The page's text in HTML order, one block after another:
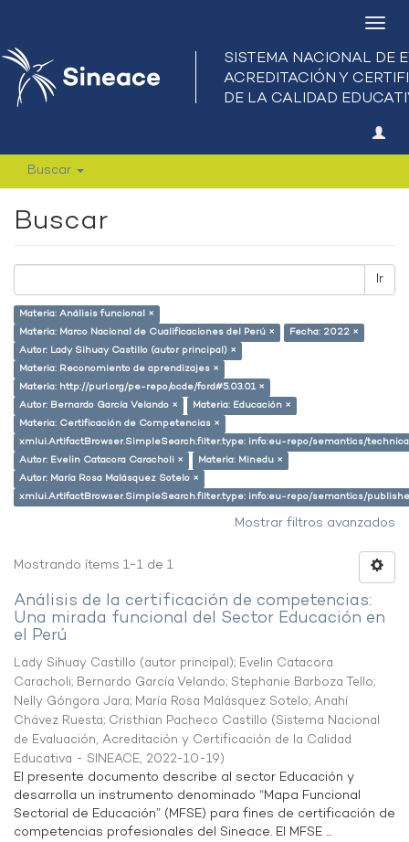
Buscar
Buscar
Ir
Materia: Análisis funcional ×
Materia: Marco Nacional de Cualificaciones del Perú ×
Fecha: 2022 ×
Autor: Lady Sihuay Castillo (autor principal) ×
Materia: Reconomiento de aprendizajes ×
Materia: http://purl.org/pe-repo/ocde/ford#5.03.01 ×
Autor: Bernardo García Velando ×
Materia: Educación ×
Materia: Certificación de Competencias ×
xmlui.ArtifactBrowser.SimpleSearch.filter.type: info:eu-repo/semantics/
Autor: Evelin Catacora Caracholi ×
Materia: Minedu ×
Autor: María Rosa Malásquez Sotelo ×
xmlui.ArtifactBrowser.SimpleSearch.filter.type: info:eu-repo/semantics/
Mostrar filtros avanzados
Mostrando ítems 1-1 de 1
Análisis de la certificación de competencias:
Una mirada funcional del Sector Educación en
el Perú
Lady Sihuay Castillo (autor principal); Evelin Catacora
Caracholi; Bernardo García Velando; Stephanie Barboza Tello;
Nelly Góngora Jara; María Rosa Malásquez Sotelo; Anahí
Chávez Ruesta; Cristhian Pacheco Castillo (Sistema Nacional
de Evaluación, Acreditación y Certificación de la Calidad
Educativa - SINEACE, 2022-10-19)
El presente documento describe al sector Educación y
desarrolla un instrumento denominado “Mapa Funcional
Sectorial de Educación” (MFSE) para fines de certificación de
competencias profesionales del Sineace. El MFSE ...